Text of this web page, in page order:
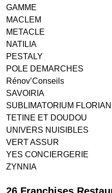
GAMME
MACLEM
METACLE
NATILIA
PESTALY
POLE DEMARCHES
Rénov’Conseils
SAVOIRIA
SUBLIMATORIUM
TETINE ET DOUDOU
UNIVERS NUISIBLES
VERT ASSUR
YES CONCIERGERIE
ZYNNIA
26 Franchises